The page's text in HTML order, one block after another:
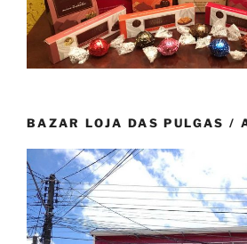
BAZAR LOJA DAS PULGAS /